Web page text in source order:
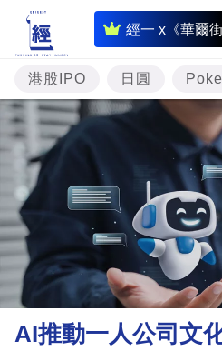
經一 x《華爾街
即
時
財
經
投
資
市
理
財
港股IPO 日圓
AI推動一人公司文